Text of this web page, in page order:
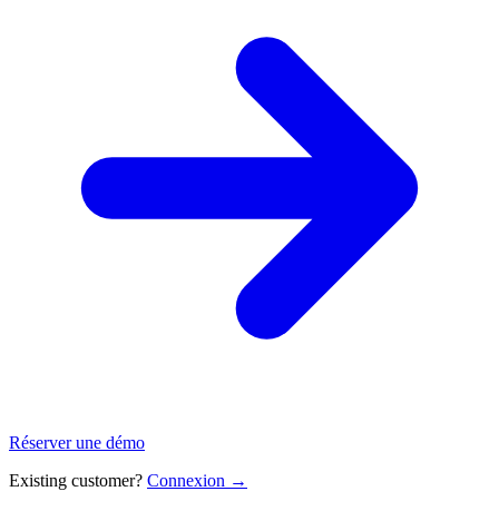
Réserver une démo
Existing customer? Connexion →